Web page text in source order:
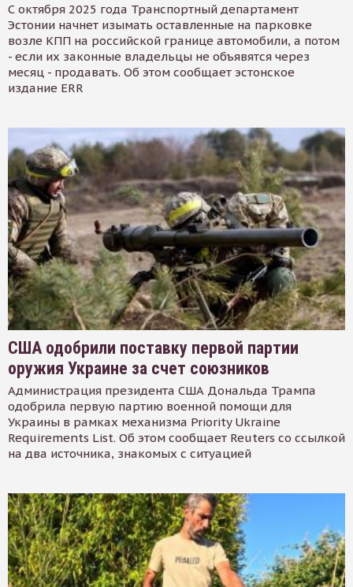
С октября 2025 года Транспортный департамент
Эстонии начнет изымать оставленные на парковке
возле КПП на российской границе автомобили, а потом
- если их законные владельцы не объявятся через
месяц - продавать. Об этом сообщает эстонское
издание ERR
США одобрили поставку первой партии
оружия Украине за счет союзников
Администрация президента США Дональда Трампа
одобрила первую партию военной помощи для
Украины в рамках механизма Priority Ukraine
Requirements List. Об этом сообщает Reuters со ссылкой
на два источника, знакомых с ситуацией